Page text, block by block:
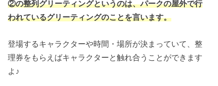
②の整列グリーティングというのは、パークの屋外で行
われているグリーティングのことを言います。
登場するキャラクターや時間・場所が決まっていて、整
理券をもらえばキャラクターと触れ合うことができます
よ♪